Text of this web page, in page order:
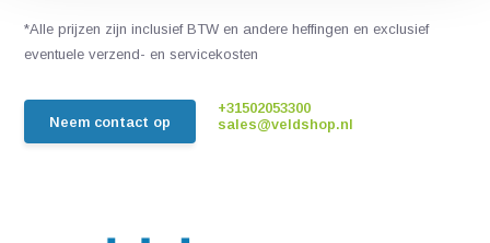
*Alle prijzen zijn inclusief BTW en andere heffingen en exclusief
eventuele verzend- en servicekosten
Neem contact op
+31502053300
sales@veldshop.nl